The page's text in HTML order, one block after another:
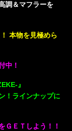
調＆マフラーを
本物を見極めら
中！
』
！ラインナップに
ＧＥＴしよう！！